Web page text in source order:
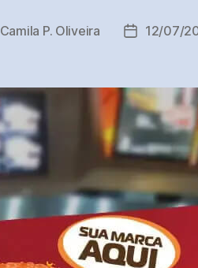
Camila P. Oliveira
Data12/07/